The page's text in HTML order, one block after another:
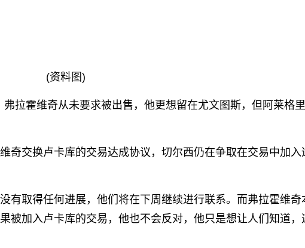
(资料图)
拉霍维奇从未要求被出售，他更想留在尤文图斯，但阿莱格
奇交换卢卡库的交易达成协议，切尔西仍在争取在交易中加入
有取得任何进展，他们将在下周继续进行联系。而弗拉霍维奇
被加入卢卡库的交易，他也不会反对，他只是想让人们知道，